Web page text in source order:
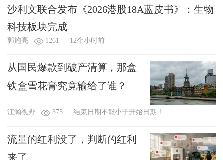
沙利文联合发布《2026港股18A蓝皮书》：生物
科技板块完成
郭施亮 1261 12个小时前
从国民爆款到破产清算，那盒
铁盒雪花膏究竟输给了谁？
江瀚视野 375 结束日期不能小于开始日期！
流量的红利没了，判断的红利
来了